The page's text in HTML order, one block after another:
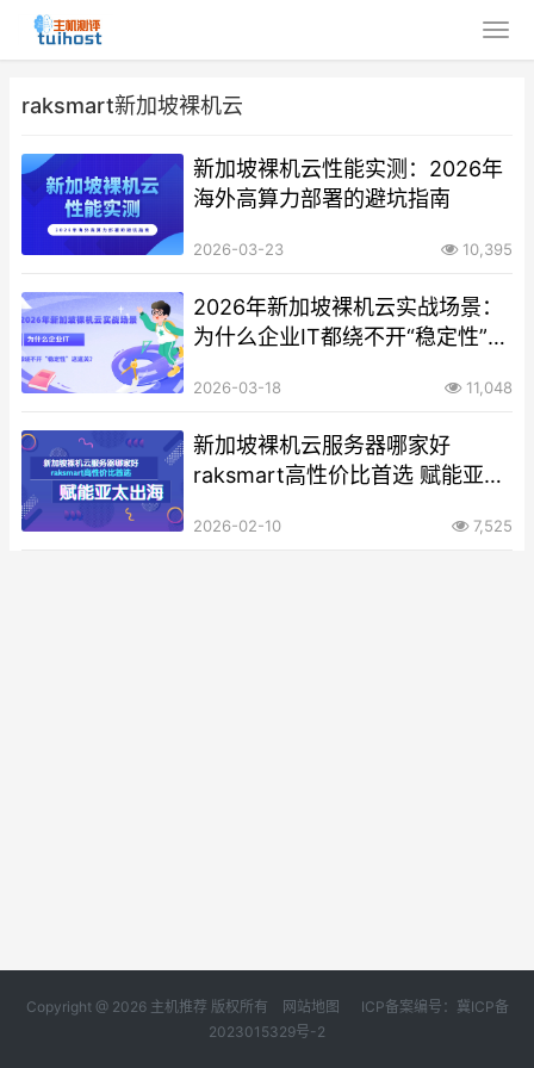
raksmart新加坡裸机云
新加坡裸机云性能实测：2026年
海外高算力部署的避坑指南
2026-03-23 10,395
2026年新加坡裸机云实战场景：
为什么企业IT都绕不开“稳定性”这
2026-03-18 11,048
新加坡裸机云服务器哪家好
raksmart高性价比首选 赋能亚太
2026-02-10 7,525
Copyright @ 2026 主机推荐 版权所有 网站地图
ICP备案编号：冀ICP备
2023015329号-2